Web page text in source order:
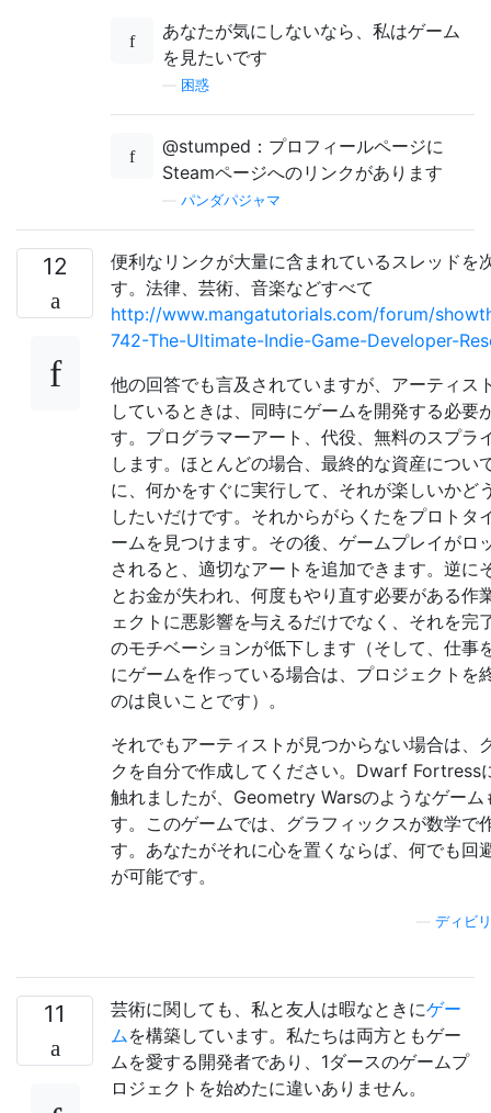
あなたが気にしないなら、私はゲーム
を見たいです
困惑
@stumped：プロフィールページに
Steamページへのリンクがあります
パンダパジャマ
12
便利なリンクが大量に含まれているスレッドを
す。法律、芸術、音楽などすべて
http://www.mangatutorials.com/forum/
742-The-Ultimate-Indie-Game-Developer-
他の回答でも言及されていますが、アーティス
しているときは、同時にゲームを開発する必要
す。プログラマーアート、代役、無料のスプラ
します。ほとんどの場合、最終的な資産につい
に、何かをすぐに実行して、それが楽しいかど
したいだけです。それからがらくたをプロトタ
ームを見つけます。その後、ゲームプレイがロ
されると、適切なアートを追加できます。逆に
とお金が失われ、何度もやり直す必要がある作
ェクトに悪影響を与えるだけでなく、それを完
のモチベーションが低下します（そして、仕事
にゲームを作っている場合は、プロジェクトを
のは良いことです）。
それでもアーティストが見つからない場合は、
クを自分で作成してください。Dwarf Fortress
触れましたが、Geometry Warsのようなゲーム
す。このゲームでは、グラフィックスが数学で
す。あなたがそれに心を置くならば、何でも回
が可能です。
ディビ
11 芸術に関しても、私と友人は暇なときにゲー
ム を構築しています。私たちは両方ともゲー
ムを愛する開発者であり、1ダースのゲームプ
ロジェクトを始めたに違いありません。